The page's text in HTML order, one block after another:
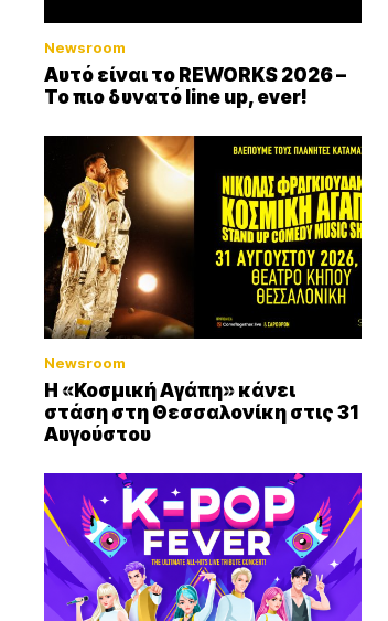
Newsroom
Αυτό είναι το REWORKS 2026 –
Το πιο δυνατό line up, ever!
Newsroom
Η «Κοσμική Αγάπη» κάνει
στάση στη Θεσσαλονίκη στις 31
Αυγούστου